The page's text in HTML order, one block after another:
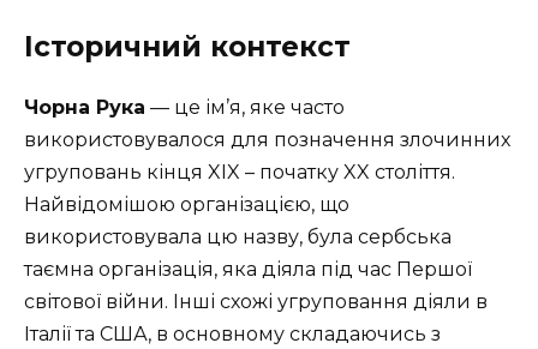
Історичний контекст
Чорна Рука — це ім’я, яке часто
використовувалося для позначення злочинних
угруповань кінця XIX – початку XX століття.
Найвідомішою організацією, що
використовувала цю назву, була сербська
таємна організація, яка діяла під час Першої
світової війни. Інші схожі угруповання діяли в
Італії та США, в основному складаючись з